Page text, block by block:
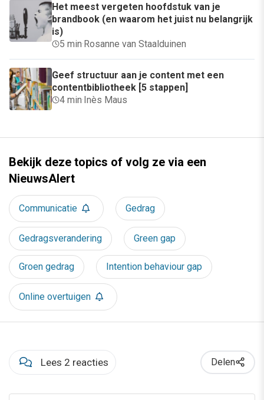
Het meest vergeten hoofdstuk van je
brandbook (en waarom het juist nu belangrijk
is)
5 min·Rosanne van Staalduinen
Geef structuur aan je content met een
contentbibliotheek [5 stappen]
4 min·Inès Maus
Bekijk deze topics of volg ze via een
NieuwsAlert
Communicatie Gedrag
Gedragsverandering Green gap
Groen gedrag Intention behaviour gap
Online overtuigen
Lees 2 reacties Delen